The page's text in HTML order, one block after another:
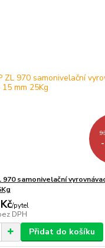
970 samonivelační
/pytel
DPH
Přidat do košíku